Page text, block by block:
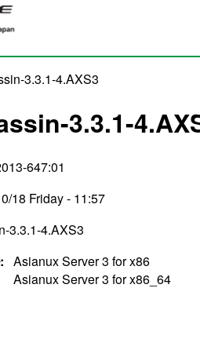
3.3.1-4.AXS3
3.3.1-
647:01
18 Friday - 11:57
3.3.1-4.AXS3
Asianux Server 3 for x86
Asianux Server 3 for x86_64